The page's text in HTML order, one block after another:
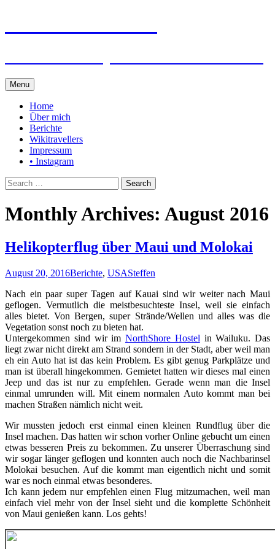
Menu Skip
to
content
Home
Über mich
Berichte
Wikitravellers
Impressum
• Instagram
Search
for:
Monthly Archives: August 2016
Helikopterflug über Maui und Molokai
August 20, 2016Berichte, USASteffen
Nach ein paar super Tagen auf Kauai sind wir weiter nach Maui
geflogen. Vermutlich die meistbesuchteste Insel, weil sie einfach
alles bietet. Von Bergen, super Strände/Wellen und alles was die
Vegetation sonst noch zu bieten hat.
Untergekommen sind wir im NorthShore Hostel in Wailuku. Das
liegt zwar nicht direkt am Strand sondern in der Stadt, aber weil man
eh ein Auto hat ist das kein Problem. Es gibt genug Parkplätze und
man ist überall hingekommen. Gemietet hatten wir dieses mal einen
Jeep und das ist nur zu empfehlen. Gerade wenn man die Insel
einmal umrunden will. Mit einem normalen Auto kommt man bei
machen Straßen nämlich nicht weit.
Wir mussten jedoch erst einmal einen kleinen Rundflug über die
Insel machen. Das hatten wir schon vorher Online gebucht um einen
etwas besseren Preis zu bekommen. Zu unserer Überraschung sind
wir sogar länger geflogen und konnten auch noch die Nachbarinsel
Molokai besuchen. Auf die kommt man eigentlich nicht und somit
war es noch einmal etwas besonderes.
Ich kann jedem nur empfehlen einen Flug mitzumachen, weil man
einfach viel mehr von der Insel sieht und die komplette Schönheit
von Maui genießen kann. Los gehts!